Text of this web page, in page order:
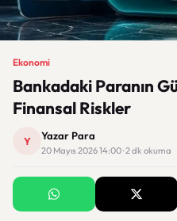
Ekonomi
Bankadaki Paranın
Finansal Riskler
Y Yazar Para
20 Mayıs 2026 14:00 · 2 dk okuma